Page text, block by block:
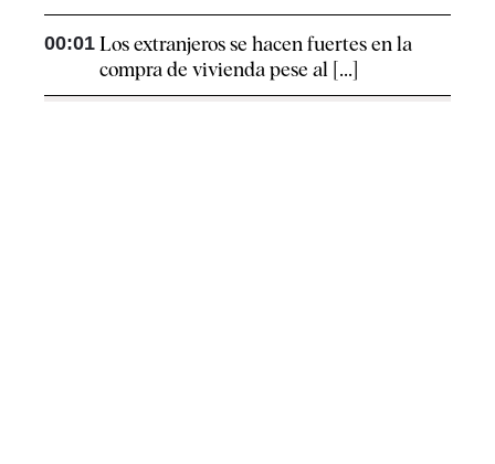
00:01 Los extranjeros se hacen fuertes en la
compra de vivienda pese al [...]